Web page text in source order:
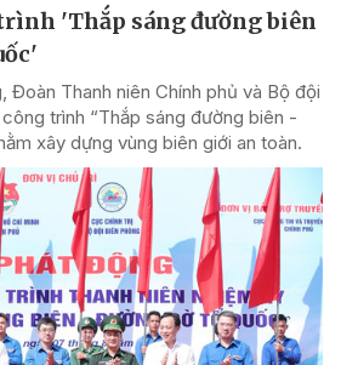
'Thắp sáng đường biên
Đoàn Thanh niên Chính phủ và Bộ đội
trình “Thắp sáng đường biên -
xây dựng vùng biên giới an toàn.